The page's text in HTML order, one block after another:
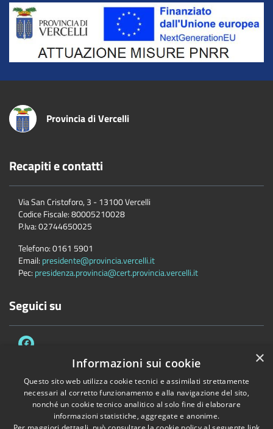
Title
Provincia di Vercelli
Recapiti e contatti
Via San Cristoforo, 3 - 13100 Vercelli
Codice Fiscale:80005210028
P.Iva:02744650025
Telefono:0161 5901
Email: presidente@provincia.vercelli.it
Pec: presidenza.provincia@cert.provincia.vercelli.it
Seguici su
Accessibilità Privacy Cookie
Mappa del sito
Dichiarazione di accessibilità e meccanismo di feedback
Link Utili
×
Informazioni sui cookie
Questo sito web utilizza cookie tecnici e assimilati strettamente
necessari al corretto funzionamento e alla navigazione del sito,
nonché un cookie tecnico analitico al solo fine di elaborare
informazioni statistiche, aggregate e anonime.